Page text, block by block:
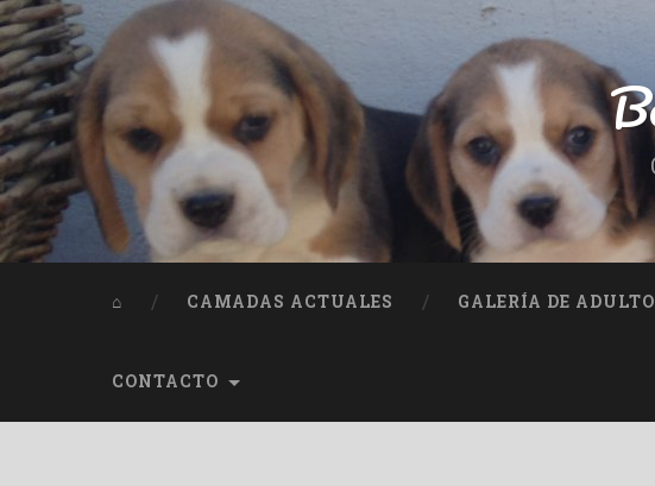
⌂ CAMADAS ACTUALES GALERÍA DE
CONTACTO